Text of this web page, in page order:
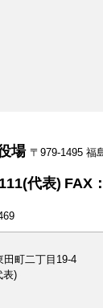
場 〒979-1495 福
代表) FAX
田町二丁目19-4
表)